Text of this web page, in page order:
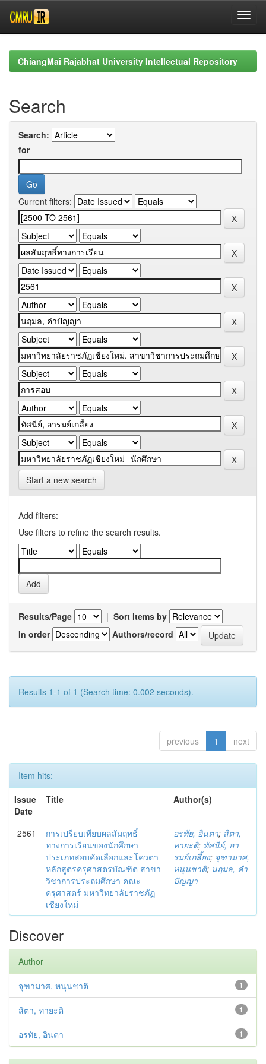
navigationChiangMai Rajabhat University Intellectual Repository
Search
Search:
for
Current filters:
Start a new search
Add filters:
Use filters to refine the search results.
Results/Page | Sort items by
In order
Authors/record
Results 1-1 of 1 (Search time: 0.002 seconds).
previous 1 next
Item hits:
Issue
Date
Title Author(s)
2561
การเปรียบเทียบผลสัมฤทธิ์
ทางการเรียนของนักศึกษา
ประเภทสอบคัดเลือกและโควตา
หลักสูตรครุศาสตรบัณฑิต สาขา
วิชาการประถมศึกษา คณะ
ครุศาสตร์ มหาวิทยาลัยราชภัฏ
เชียงใหม่
อรทัย, อินตา; สิตา,
ทายะติ; ทัศนีย์, อา
รมย์เกลี้ยง; จุฑามาศ,
หนุนชาติ; นฤมล, คำ
ปัญญา
Discover
Author
1
จุฑามาศ, หนุนชาติ
1
สิตา, ทายะติ
1
อรทัย, อินตา